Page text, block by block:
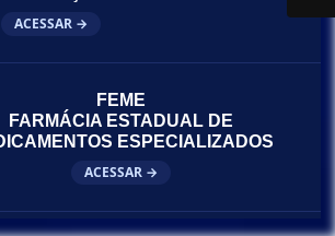
ACESSAR →
FEME
FARMÁCIA ESTADUAL DE
ESPECIALIZADOS
ACESSAR →